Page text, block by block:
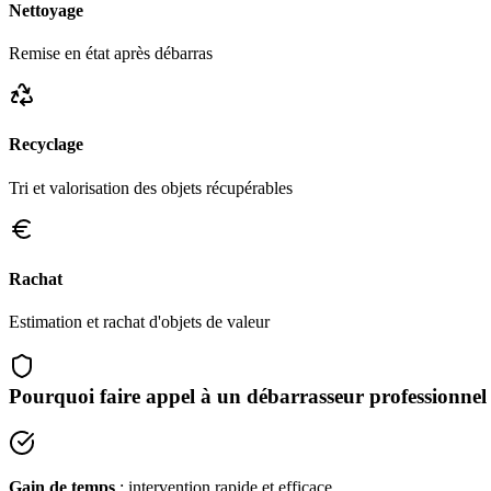
Nettoyage
Remise en état après débarras
Recyclage
Tri et valorisation des objets récupérables
Rachat
Estimation et rachat d'objets de valeur
Pourquoi faire appel à un débarrasseur professionnel
Gain de temps : intervention rapide et efficace